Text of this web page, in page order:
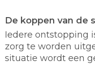
De koppen van de
Iedere ontstopping
zorg te worden
situatie wordt een